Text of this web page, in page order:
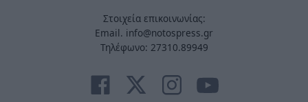
Στοιχεία επικοινωνίας:
Email. info@notospress.gr
Τηλέφωνο: 27310.89949